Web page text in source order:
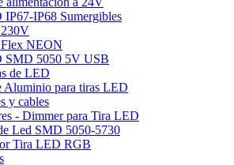
IP67-IP68 Sumergibles
NEON
SMD 5050 5V USB
de LED
Aluminio para tiras LED
y cables
- Dimmer para Tira LED
Led SMD 5050-5730
Tira LED RGB